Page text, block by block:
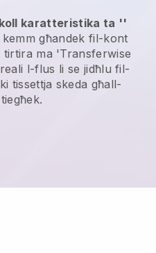
karatteristika ta ''
għandek fil-kont
tirtira ma 'Transferwise
l-flus li se jidħlu fil-
tissettja skeda għall-